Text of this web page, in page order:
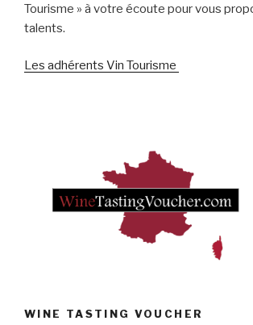
Tourisme » à votre écoute pour vous
talents.
Les adhérents Vin Tourisme
WINE TASTING VOUCHER